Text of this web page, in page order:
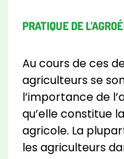
PRATIQUE DE
Au cours de ces
agriculteurs se
l’importance de
qu’elle constitue
agricole. La
les agriculteurs